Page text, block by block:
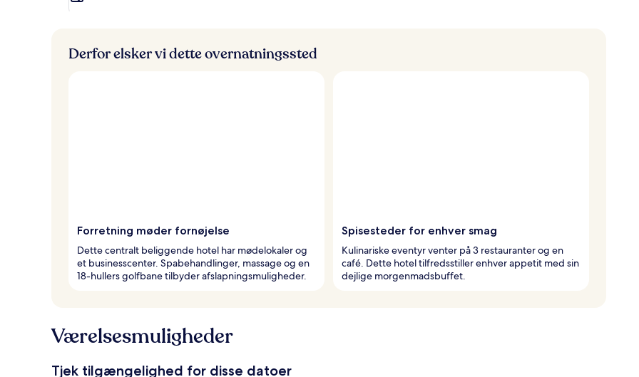
Derfor elsker vi dette overnatningssted
Forretning møder fornøjelse
Dette centralt beliggende hotel har mødelokaler og
et businesscenter. Spabehandlinger, massage og en
18-hullers golfbane tilbyder afslapningsmuligheder.
Spisesteder for enhver smag
Kulinariske eventyr venter på 3 restauranter og en
café. Dette hotel tilfredsstiller enhver appetit med sin
dejlige morgenmadsbuffet.
Værelsesmuligheder
Tjek tilgængelighed for disse datoer